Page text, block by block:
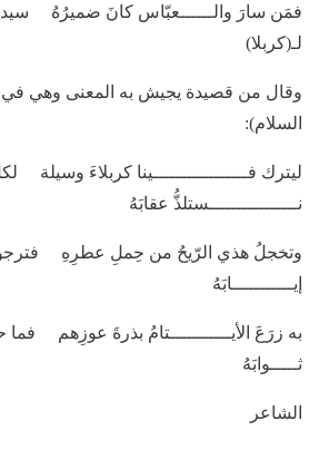
فمَن سارَ والــــــعبّاس كانَ ضميرُهُ
لـ(كربلا)
وقال من قصيدة يجيش به المعنى وهي في
السلام):
ليترك فـــــــــــــــــينا كربلاءَ وسيلة
نــــــــــــــــستلذُّ عقابَهُ
وتخجلُ هذي الرّيحُ من حِملِ عطرِهِ فترجو
إيـــــــــــابَهُ
به زرَعَ الأيـــــــــــتامُ بذرةَ عوزِهم
ثـــــوابَهُ
الشاعر